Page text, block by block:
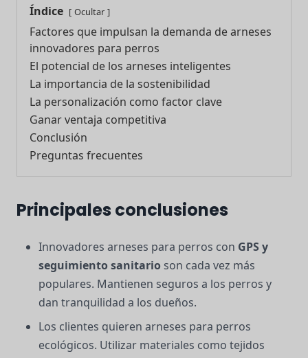
Índice Ocultar
Factores que impulsan la demanda de arneses
innovadores para perros
El potencial de los arneses inteligentes
La importancia de la sostenibilidad
La personalización como factor clave
Ganar ventaja competitiva
Conclusión
Preguntas frecuentes
Principales conclusiones
Innovadores arneses para perros con GPS y
seguimiento sanitario son cada vez más
populares. Mantienen seguros a los perros y
dan tranquilidad a los dueños.
Los clientes quieren arneses para perros
ecológicos. Utilizar materiales como tejidos